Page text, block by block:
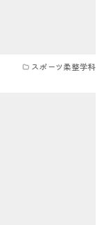
スポーツ柔整学科